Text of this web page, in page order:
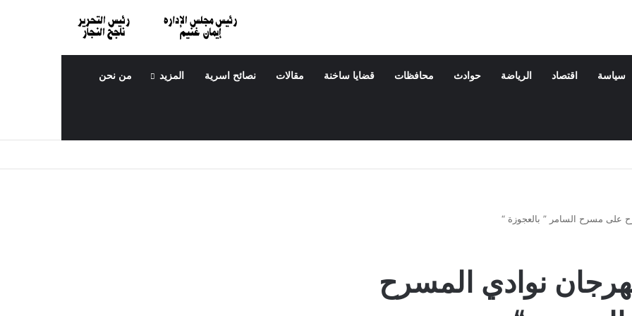
سياسة اقتصاد الرياضة حوادث محافظات قضايا ساخنة مقالات نصائح اسرية المزيد من نحن
مهرجان نوادي المسرح